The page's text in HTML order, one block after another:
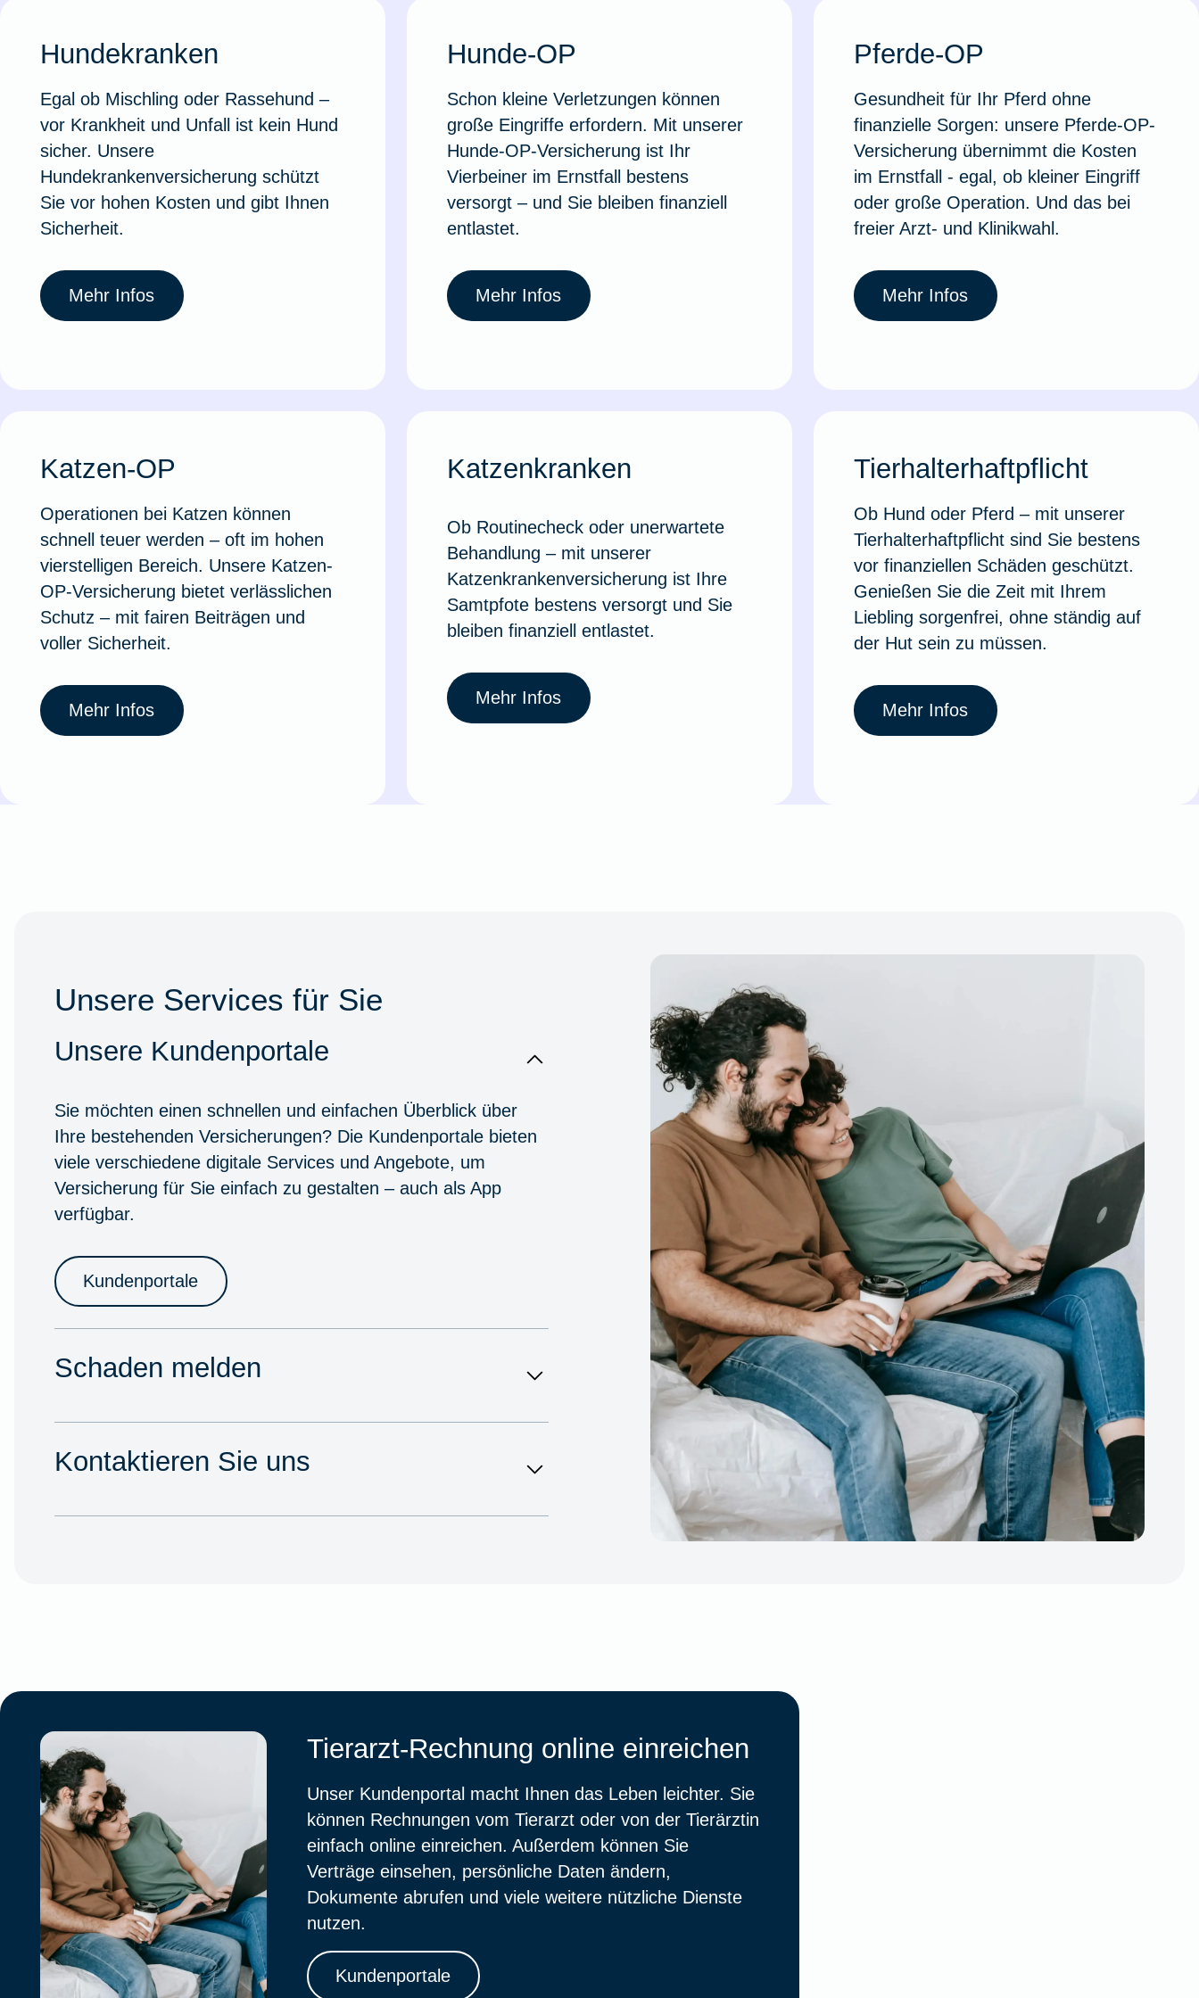
Oldtimersammlungsversicherung
Zur Produktübersicht
Weil du wichtig bist
Hundekranken
Egal ob Mischling oder Rassehund –
vor Krankheit und Unfall ist kein Hund
sicher. Unsere
Hundekrankenversicherung schützt
Sie vor hohen Kosten und gibt Ihnen
Sicherheit.
Mehr Infos
Hunde-OP
Schon kleine Verletzungen können
große Eingriffe erfordern. Mit unserer
Hunde-OP-Versicherung ist Ihr
Vierbeiner im Ernstfall bestens
versorgt – und Sie bleiben finanziell
entlastet.
Mehr Infos
Pferde-OP
Gesundheit für Ihr Pferd ohne
finanzielle Sorgen: unsere Pferde-OP-
Versicherung übernimmt die Kosten
im Ernstfall - egal, ob kleiner Eingriff
oder große Operation. Und das bei
freier Arzt- und Klinikwahl.
Mehr Infos
Katzen-OP
Operationen bei Katzen können
schnell teuer werden – oft im hohen
vierstelligen Bereich. Unsere Katzen-
OP-Versicherung bietet verlässlichen
Schutz – mit fairen Beiträgen und
voller Sicherheit.
Mehr Infos
Katzenkranken
Ob Routinecheck oder unerwartete
Behandlung – mit unserer
Katzenkrankenversicherung ist Ihre
Samtpfote bestens versorgt und Sie
bleiben finanziell entlastet.
Mehr Infos
Tierhalterhaftpflicht
Ob Hund oder Pferd – mit unserer
Tierhalterhaftpflicht sind Sie bestens
vor finanziellen Schäden geschützt.
Genießen Sie die Zeit mit Ihrem
Liebling sorgenfrei, ohne ständig auf
der Hut sein zu müssen.
Mehr Infos
Unsere Services für Sie
Unsere Kundenportale
Sie möchten einen schnellen und einfachen Überblick über
Ihre bestehenden Versicherungen? Die Kundenportale bieten
viele verschiedene digitale Services und Angebote, um
Versicherung für Sie einfach zu gestalten – auch als App
verfügbar.
Kundenportale
Schaden melden
Kontaktieren Sie uns
Tierarzt-Rechnung online einreichen
Unser Kundenportal macht Ihnen das Leben leichter. Sie
können Rechnungen vom Tierarzt oder von der Tierärztin
einfach online einreichen. Außerdem können Sie
Verträge einsehen, persönliche Daten ändern,
Dokumente abrufen und viele weitere nützliche Dienste
nutzen.
Kundenportale